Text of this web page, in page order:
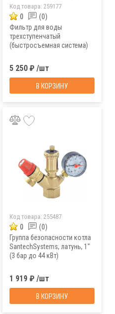
Код товара: 259177
0 (0)
Фильтр для воды
трехступенчатый
(быстросъемная система)
Стандарт
5 250 ₽ /шт
В КОРЗИНУ
Код товара: 255487
0 (0)
Группа безопасности котла
SantechSystems, латунь, 1"
(3 бар до 44 кВт)
1 919 ₽ /шт
В КОРЗИНУ